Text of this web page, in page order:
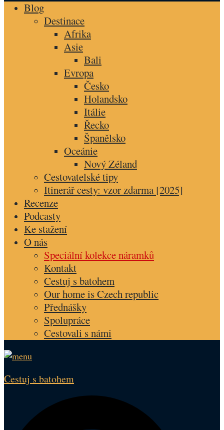
Blog
Destinace
Afrika
Asie
Bali
Evropa
Česko
Holandsko
Itálie
Řecko
Španělsko
Oceánie
Nový Zéland
Cestovatelské tipy
Itinerář cesty: vzor zdarma [2025]
Recenze
Podcasty
Ke stažení
O nás
Speciální kolekce náramků
Kontakt
Cestuj s batohem
Our home is Czech republic
Přednášky
Spolupráce
Cestovali s námi
Cestuj s batohem